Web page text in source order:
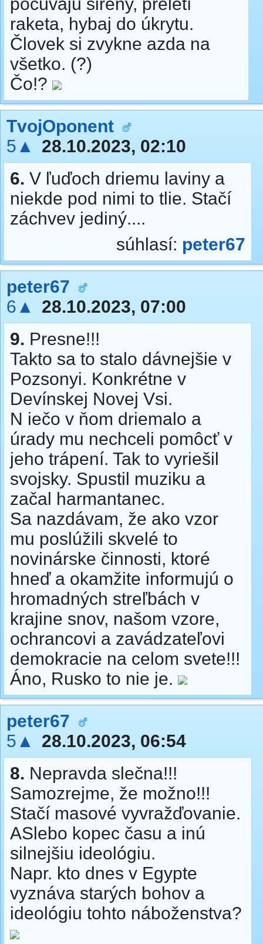
raketa, hybaj do úkrytu.
Človek si zvykne azda na
všetko. (?)
Čo!?
TvojOponent
5▲
28.10.2023, 02:10
6. V ľuďoch driemu laviny a
niekde pod nimi to tlie. Stačí
záchvev jediný....
súhlasí: peter67
peter67
6▲
28.10.2023, 07:00
9. Presne!!!
Takto sa to stalo dávnejšie v
Pozsonyi. Konkrétne v
Devínskej Novej Vsi.
N iečo v ňom driemalo a
úrady mu nechceli pomôcť v
jeho trápení. Tak to vyriešil
svojsky. Spustil muziku a
začal harmantanec.
Sa nazdávam, že ako vzor
mu poslúžili skvelé to
novinárske činnosti, ktoré
hneď a okamžite informujú o
hromadných streľbách v
krajine snov, našom vzore,
ochrancovi a zavádzateľovi
demokracie na celom svete!!!
Áno, Rusko to nie je.
peter67
5▲
28.10.2023, 06:54
8. Nepravda slečna!!!
Samozrejme, že možno!!!
Stačí masové vyvražďovanie.
ASlebo kopec času a inú
silnejšiu ideológiu.
Napr. kto dnes v Egypte
vyznáva starých bohov a
ideológiu tohto náboženstva?